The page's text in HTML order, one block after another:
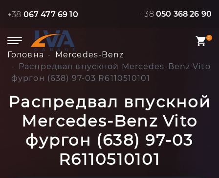
+38 067 477 69 10 +38 050 368 26 90
0
Головна
Mercedes-Benz
Распредвал впускной Mercedes-Benz Vito
фургон (638) 97-03 R6110510101
Распредвал впускной
Mercedes-Benz Vito
фургон (638) 97-03
R6110510101